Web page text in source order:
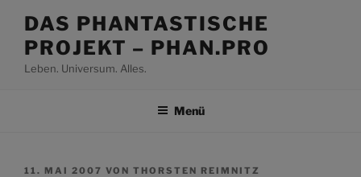
Inhalt
springen
DAS PHANTASTISCHE
PROJEKT – PHAN.PRO
Leben. Universum. Alles.
Menü
VERÖFFENTLICHT
11. MAI 2007 VON THORSTEN REIMNITZ